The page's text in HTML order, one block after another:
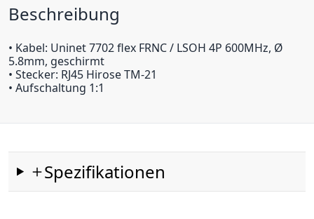
Beschreibung
• Kabel: Uninet 7702 flex FRNC / LSOH 4P 600MHz, Ø
5.8mm, geschirmt
• Stecker: RJ45 Hirose TM-21
• Aufschaltung 1:1
Spezifikationen